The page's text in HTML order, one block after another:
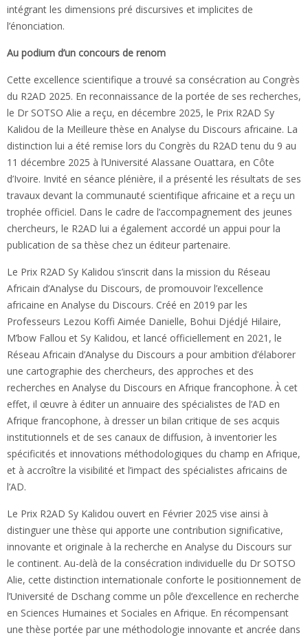
intégrant les dimensions pré discursives et implicites de
l’énonciation.
Au podium d’un concours de renom
Cette excellence scientifique a trouvé sa consécration au Congrès
du R2AD 2025. En reconnaissance de la portée de ses recherches,
le Dr SOTSO Alie a reçu, en décembre 2025, le Prix R2AD Sy
Kalidou de la Meilleure thèse en Analyse du Discours africaine. La
distinction lui a été remise lors du Congrès du R2AD tenu du 9 au
11 décembre 2025 à l’Université Alassane Ouattara, en Côte
d’Ivoire. Invité en séance plénière, il a présenté les résultats de ses
travaux devant la communauté scientifique africaine et a reçu un
trophée officiel. Dans le cadre de l’accompagnement des jeunes
chercheurs, le R2AD lui a également accordé un appui pour la
publication de sa thèse chez un éditeur partenaire.
Le Prix R2AD Sy Kalidou s’inscrit dans la mission du Réseau
Africain d’Analyse du Discours, de promouvoir l’excellence
africaine en Analyse du Discours. Créé en 2019 par les
Professeurs Lezou Koffi Aimée Danielle, Bohui Djédjé Hilaire,
M’bow Fallou et Sy Kalidou, et lancé officiellement en 2021, le
Réseau Africain d’Analyse du Discours a pour ambition d’élaborer
une cartographie des chercheurs, des approches et des
recherches en Analyse du Discours en Afrique francophone. À cet
effet, il œuvre à éditer un annuaire des spécialistes de l’AD en
Afrique francophone, à dresser un bilan critique de ses acquis
institutionnels et de ses canaux de diffusion, à inventorier les
spécificités et innovations méthodologiques du champ en Afrique,
et à accroître la visibilité et l’impact des spécialistes africains de
l’AD.
Le Prix R2AD Sy Kalidou ouvert en Février 2025 vise ainsi à
distinguer une thèse qui apporte une contribution significative,
innovante et originale à la recherche en Analyse du Discours sur
le continent. Au-delà de la consécration individuelle du Dr SOTSO
Alie, cette distinction internationale conforte le positionnement de
l’Université de Dschang comme un pôle d’excellence en recherche
en Sciences Humaines et Sociales en Afrique. En récompensant
une thèse portée par une méthodologie innovante et ancrée dans